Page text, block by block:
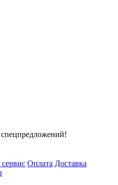
Оплата Доставка